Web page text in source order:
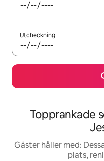
Utcheckning
Topprankade
Gäster håller med:
plats,